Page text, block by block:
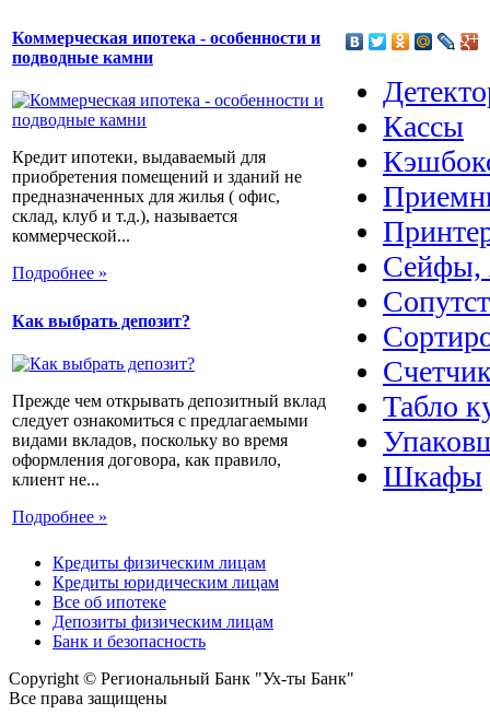
Коммерческая ипотека - особенности и
подводные камни
Кредит ипотеки, выдаваемый для
приобретения помещений и зданий не
предназначенных для жилья ( офис,
склад, клуб и т.д.), называется
коммерческой...
Подробнее »
Как выбрать депозит?
Прежде чем открывать депозитный вклад
следует ознакомиться с предлагаемыми
видами вкладов, поскольку во время
оформления договора, как правило,
клиент не...
Подробнее »
Кассы
Сейфы,
Табло
Шкафы
Кредиты физическим лицам
Кредиты юридическим лицам
Все об ипотеке
Депозиты физическим лицам
Банк и безопасность
Copyright © Региональный Банк "Ух-ты Банк"
Все права защищены